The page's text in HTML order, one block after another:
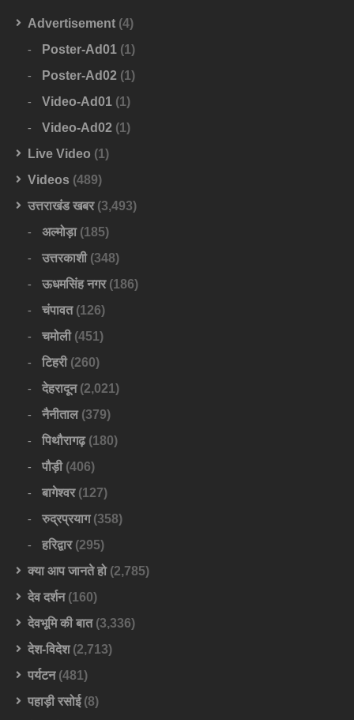
Advertisement (4)
Poster-Ad01 (1)
Poster-Ad02 (1)
Video-Ad01 (1)
Video-Ad02 (1)
Live Video (1)
Videos (489)
उत्तराखंड खबर(3,493)
अल्मोड़ा(185)
उत्तरकाशी(348)
ऊधमसिंह नगर(186)
चंपावत(126)
चमोली(451)
टिहरी(260)
देहरादून(2,021)
नैनीताल(379)
पिथौरागढ़(180)
पौड़ी(406)
बागेश्वर(127)
रुद्रप्रयाग(358)
हरिद्वार(295)
क्या आप जानते हो(2,785)
देव दर्शन(160)
देवभूमि की बात(3,336)
देश-विदेश(2,713)
पर्यटन(481)
पहाड़ी रसोई(8)